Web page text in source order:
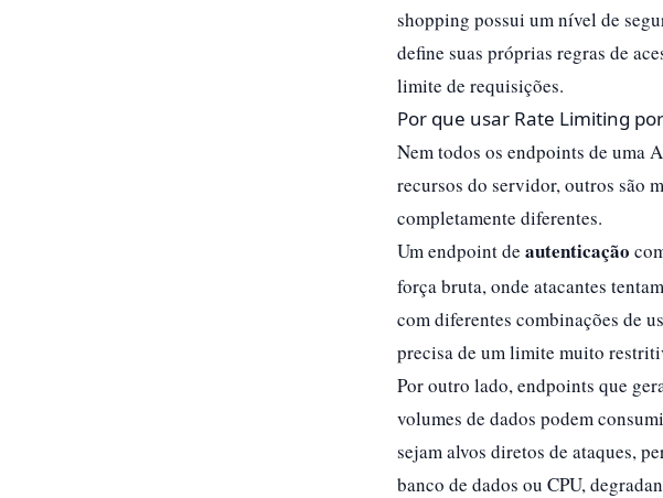
shopping possui um nível de
define suas próprias regras de
limite de requisições.​
Por que usar Rate Limiting
Nem todos os endpoints de uma
recursos do servidor, outros são
completamente diferentes.​
Um endpoint de autenticação
força bruta, onde atacantes
com diferentes combinações de
precisa de um limite muito
Por outro lado, endpoints que
volumes de dados podem
sejam alvos diretos de ataques,
banco de dados ou CPU,